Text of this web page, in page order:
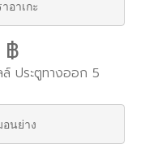
อาเกะ
฿
ประตูทางออก 5
นย่าง